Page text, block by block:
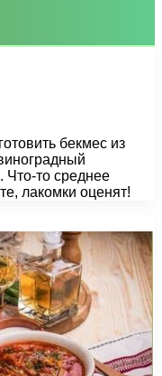
бекмес из
то среднее
лакомки оценят!